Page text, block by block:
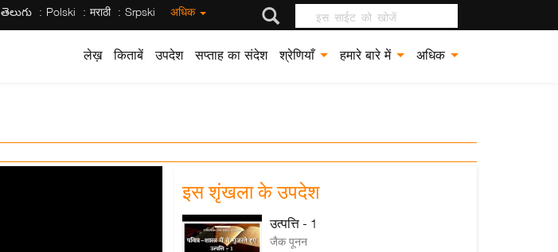
తెలుగు Polski मराठी Srpski अधिक इस साईट को खोजें
लेख़ किताबें उपदेश सप्ताह का संदेश श्रेणियाँ हमारे बारे में अधिक
इस शृंखला के उपदेश
उत्पत्ति - 1
जैक पूनन